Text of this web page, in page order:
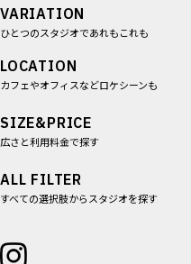
VARIATION
ひとつのスタジオであれもこれも
LOCATION
カフェやオフィスなどロケシーンも
SIZE&PRICE
広さと利用料金で探す
ALL FILTER
すべての選択肢からスタジオを探す